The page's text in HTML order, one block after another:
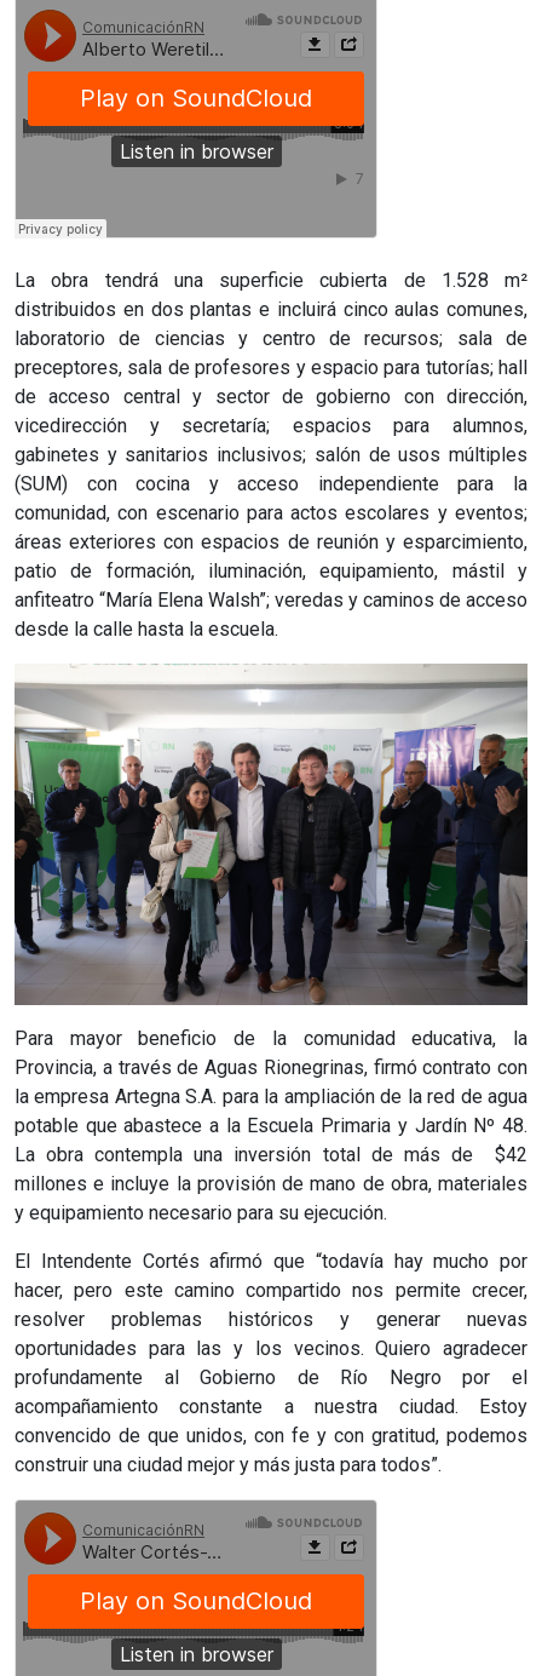
La obra tendrá una superficie cubierta de 1.528 m²
distribuidos en dos plantas e incluirá cinco aulas comunes,
laboratorio de ciencias y centro de recursos; sala de
preceptores, sala de profesores y espacio para tutorías; hall
de acceso central y sector de gobierno con dirección,
vicedirección y secretaría; espacios para alumnos,
gabinetes y sanitarios inclusivos; salón de usos múltiples
(SUM) con cocina y acceso independiente para la
comunidad, con escenario para actos escolares y eventos;
áreas exteriores con espacios de reunión y esparcimiento,
patio de formación, iluminación, equipamiento, mástil y
anfiteatro “María Elena Walsh”; veredas y caminos de acceso
desde la calle hasta la escuela.
Para mayor beneficio de la comunidad educativa, la
Provincia, a través de Aguas Rionegrinas, firmó contrato con
la empresa Artegna S.A. para la ampliación de la red de agua
potable que abastece a la Escuela Primaria y Jardín Nº 48.
La obra contempla una inversión total de más de $42
millones e incluye la provisión de mano de obra, materiales
y equipamiento necesario para su ejecución.
El Intendente Cortés afirmó que “todavía hay mucho por
hacer, pero este camino compartido nos permite crecer,
resolver problemas históricos y generar nuevas
oportunidades para las y los vecinos. Quiero agradecer
profundamente al Gobierno de Río Negro por el
acompañamiento constante a nuestra ciudad. Estoy
convencido de que unidos, con fe y con gratitud, podemos
construir una ciudad mejor y más justa para todos”.